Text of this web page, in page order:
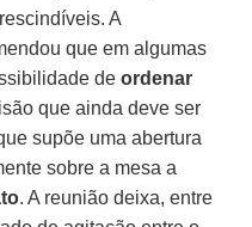
A
que em algumas
deordenar
que ainda deve ser
supõe uma abertura
sobre a mesa a
. A reunião deixa, entre